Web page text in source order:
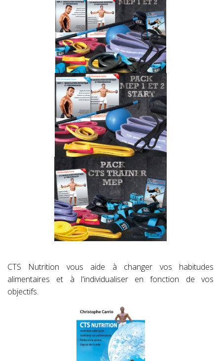
CTS Nutrition vous aide à changer vos habitudes
alimentaires et à l'individualiser en fonction de vos
objectifs.